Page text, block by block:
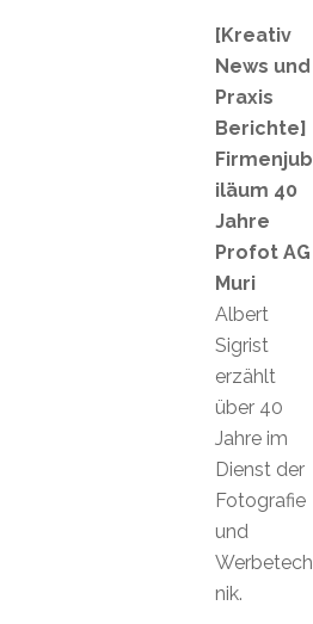
[Kreativ
News und
Praxis
Berichte]
Firmenjub
iläum 40
Jahre
Profot AG
Muri
Albert
Sigrist
erzählt
über 40
Jahre im
Dienst der
Fotografie
und
Werbetech
nik.